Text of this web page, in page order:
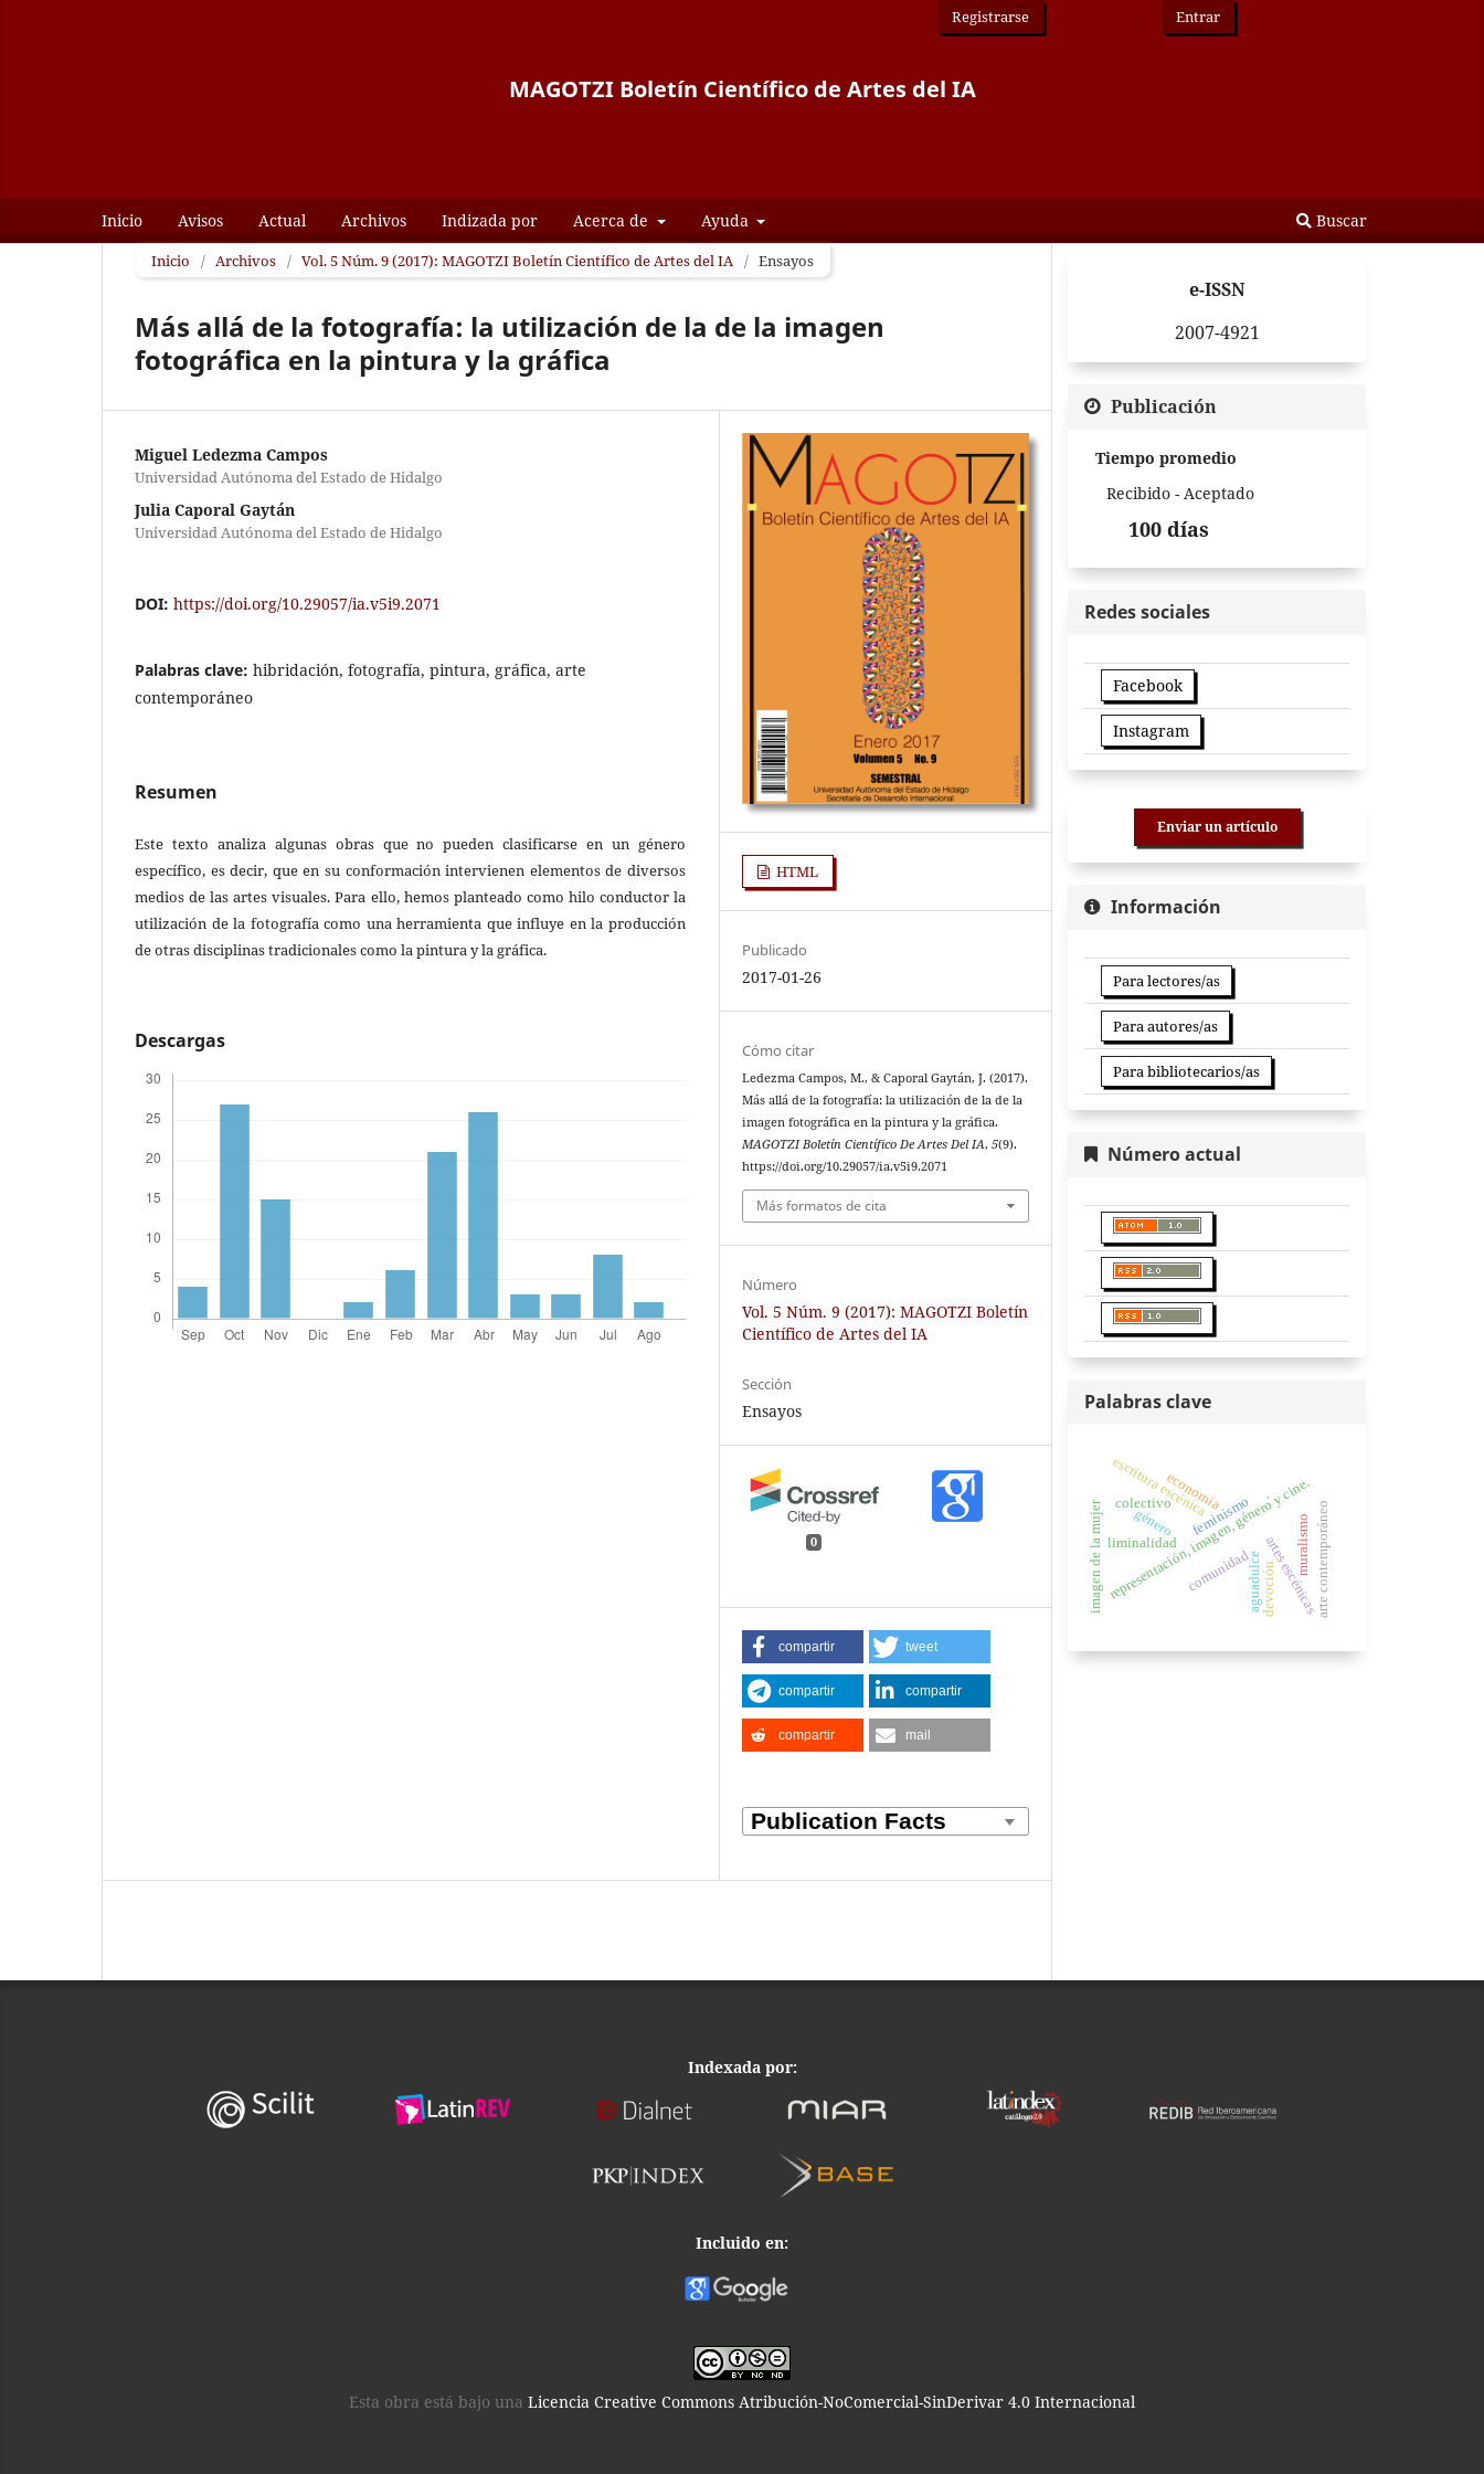
MAGOTZI Boletín Científico de Artes del IA
Inicio Avisos Actual Archivos Indizada por Acerca de Ayuda Buscar
Registrarse Entrar
Inicio / Archivos / Vol. 5 Núm. 9 (2017): MAGOTZI Boletín Científico de Artes del IA / Ensayos
Más allá de la fotografía: la utilización de la de la imagen
fotográfica en la pintura y la gráfica
Miguel Ledezma Campos
Universidad Autónoma del Estado de Hidalgo
Julia Caporal Gaytán
Universidad Autónoma del Estado de Hidalgo
DOI: https://doi.org/10.29057/ia.v5i9.2071
Palabras clave: hibridación, fotografía, pintura, gráfica, arte
contemporáneo
Resumen
Este texto analiza algunas obras que no pueden clasificarse en un género
específico, es decir, que en su conformación intervienen elementos de diversos
medios de las artes visuales. Para ello, hemos planteado como hilo conductor la
utilización de la fotografía como una herramienta que influye en la producción
de otras disciplinas tradicionales como la pintura y la gráfica.
Descargas
HTML
Publicado
2017-01-26
Cómo citar
Ledezma Campos, M., & Caporal Gaytán, J. (2017).
Más allá de la fotografía: la utilización de la de la
imagen fotográfica en la pintura y la gráfica.
MAGOTZI Boletín Científico De Artes Del IA,5(9).
https://doi.org/10.29057/ia.v5i9.2071
Más formatos de cita
Número
Vol. 5 Núm. 9 (2017): MAGOTZI Boletín
Científico de Artes del IA
Sección
Ensayos
0
compartir tweet
compartir compartir
compartir mail
e-ISSN
2007-4921
Publicación
Tiempo promedio
Recibido - Aceptado
100 días
Redes sociales
Facebook
Instagram
Enviar un artículo
Información
Para lectores/as
Para autores/as
Para bibliotecarios/as
Número actual
Palabras clave
representación, imagen, género y cine.
imagen de la mujer arte contemporáneo
feminismo
género
artes escénicas
liminalidad
escritura escénica
muralismo
colectivo
aguadulce
comunidad
.
devoción
economía
Indexada por:
Incluido en:
Esta obra está bajo una Licencia Creative Commons Atribución-NoComercial-SinDerivar 4.0 Internacional